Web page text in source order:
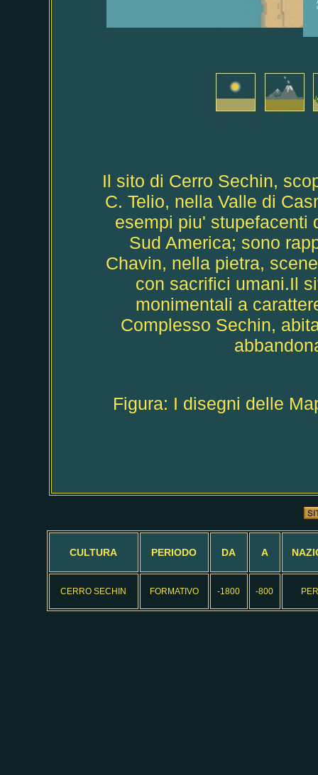
Il sito di Cerro Sechin,
C. Telio, nella Valle di
esempi piu' stupefacenti
Sud America; sono
Chavin, nella pietra,
con sacrifici umani.Il
monimentali a
Complesso Sechin,
Figura: I disegni delle
CULTURA PERIODO DA A
CERRO SECHIN FORMATIVO -1800 -800